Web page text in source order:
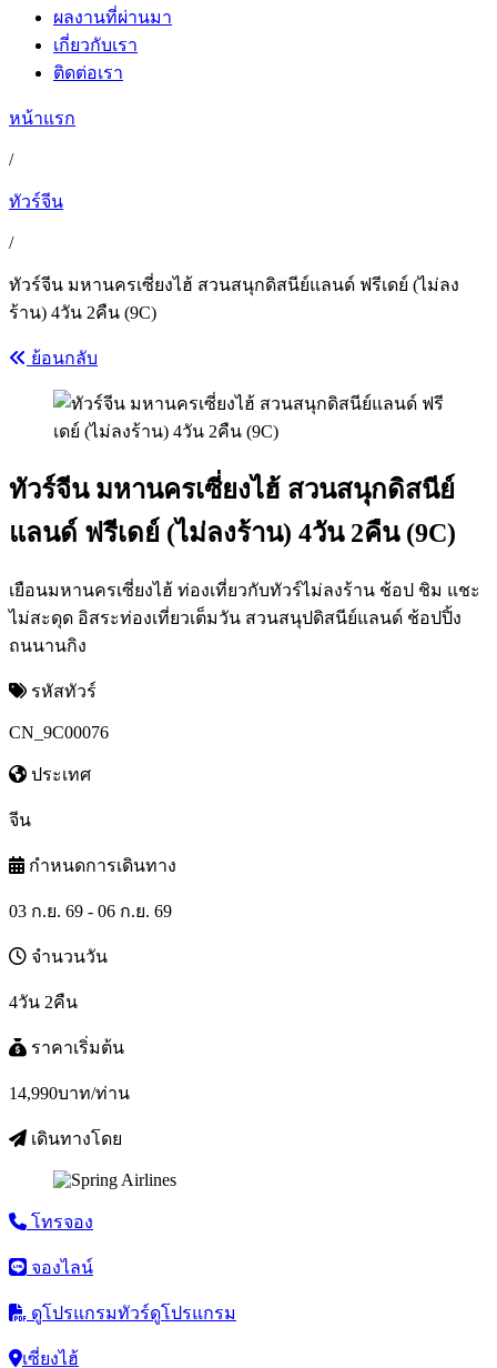
ผลงานที่ผ่านมา
เกี่ยวกับเรา
ติดต่อเรา
หน้าแรก
/
ทัวร์จีน
/
ทัวร์จีน มหานครเซี่ยงไฮ้ สวนสนุกดิสนีย์แลนด์ ฟรีเดย์ (ไม่ลง
ร้าน) 4วัน 2คืน (9C)
ย้อนกลับ
ทัวร์จีน มหานครเซี่ยงไฮ้ สวนสนุกดิสนีย์
แลนด์ ฟรีเดย์ (ไม่ลงร้าน) 4วัน 2คืน (9C)
เยือนมหานครเซี่ยงไฮ้ ท่องเที่ยวกับทัวร์ไม่ลงร้าน ช้อป ชิม แชะ
ไม่สะดุด อิสระท่องเที่ยวเต็มวัน สวนสนุปดิสนีย์แลนด์ ช้อปปิ้ง
ถนนานกิง
รหัสทัวร์
CN_9C00076
ประเทศ
จีน
กำหนดการเดินทาง
03 ก.ย. 69 - 06 ก.ย. 69
จำนวนวัน
4วัน 2คืน
ราคาเริ่มต้น
14,990บาท/ท่าน
เดินทางโดย
โทรจอง
จองไลน์
ดูโปรแกรมทัวร์ดูโปรแกรม
เซี่ยงไฮ้